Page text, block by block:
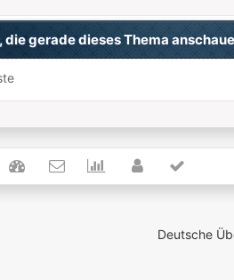
die gerade dieses Thema
Deutsche